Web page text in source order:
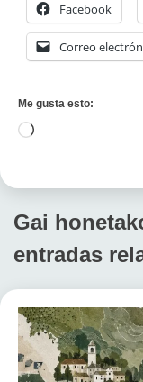
Facebook
Correo
Me gusta esto:
Cargando...
Gai
entradas